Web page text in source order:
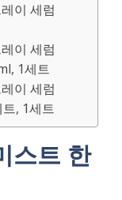
이 세럼
이 세럼
1세트
이 세럼
, 1세트
스트 한